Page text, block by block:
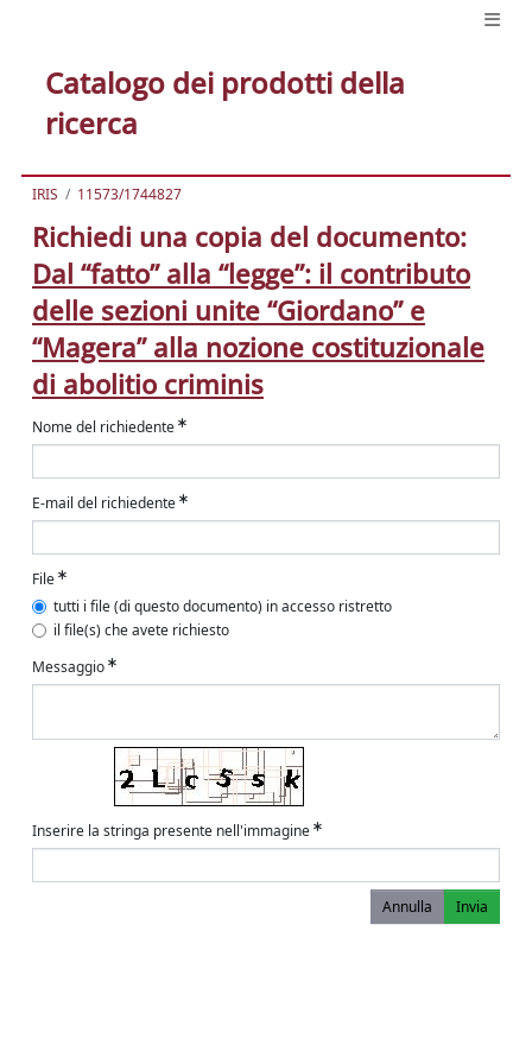
Catalogo dei prodotti della
ricerca
IRIS 11573/1744827
Richiedi una copia del documento:
Dal “fatto” alla “legge”: il contributo
delle sezioni unite “Giordano” e
“Magera” alla nozione costituzionale
di abolitio criminis
Nome del richiedente
E-mail del richiedente
File
tutti i file (di questo documento) in accesso ristretto
il file(s) che avete richiesto
Messaggio
Inserire la stringa presente nell'immagine
Annulla Invia